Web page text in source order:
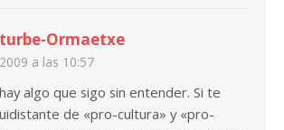
Ormaetxe
a las 10:57
algo que sigo sin entender. Si te
de «pro-cultura» y «pro-